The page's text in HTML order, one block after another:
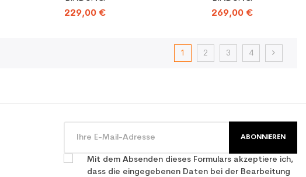
229,00 €
269,00 €
1 2 3 4
ABONNIEREN
Mit dem Absenden dieses Formulars akzeptiere ich,
dass die eingegebenen Daten bei der Bearbeitung